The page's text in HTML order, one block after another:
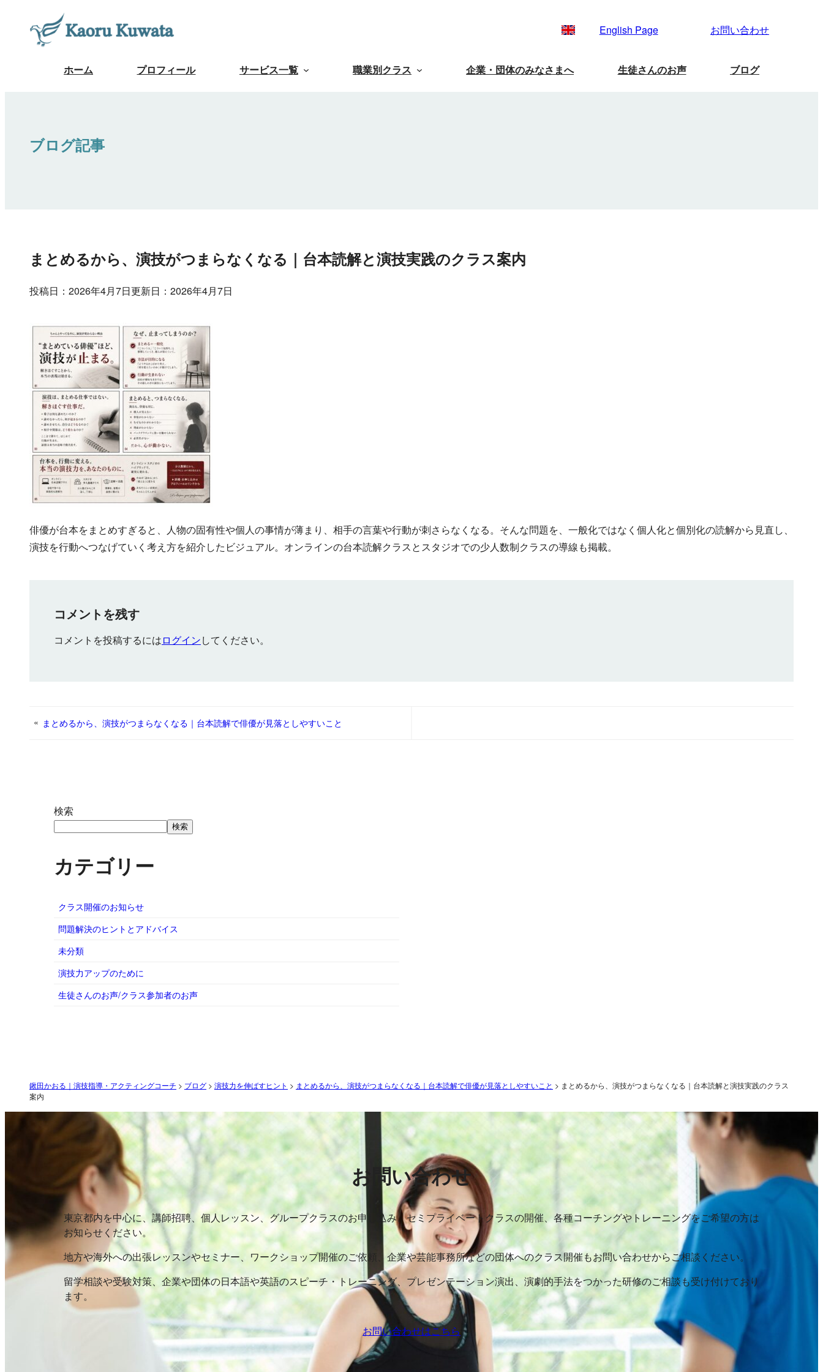
English Page お問い合わせ
ホーム プロフィール サービス一覧 職業別クラス 企業・団体のみなさまへ 生徒さんのお声 ブログ
ブログ記事
まとめるから、演技がつまらなくなる｜台本読解と演技実践のクラス案内
投稿日：2026年4月7日更新日：2026年4月7日
俳優が台本をまとめすぎると、人物の固有性や個人の事情が薄まり、相手の言葉や行動が刺さらなくなる。そんな問題を、一般化ではなく個人化と個別化の読解から見直し、
演技を行動へつなげていく考え方を紹介したビジュアル。オンラインの台本読解クラスとスタジオでの少人数制クラスの導線も掲載。
コメントを残す
コメントを投稿するにはログインしてください。
« まとめるから、演技がつまらなくなる｜台本読解で俳優が見落としやすいこと
検索
検索
カテゴリー
クラス開催のお知らせ
問題解決のヒントとアドバイス
未分類
演技力アップのために
生徒さんのお声/クラス参加者のお声
鍬田かおる｜演技指導・アクティングコーチ > ブログ > 演技力を伸ばすヒント > まとめるから、演技がつまらなくなる｜台本読解で俳優が見落としやすいこと > まとめるから、演技がつまらなくなる｜台本読解と演技実践のクラス
案内
お問い合わせ
東京都内を中心に、講師招聘、個人レッスン、グループクラスのお申し込み、セミプライベートクラスの開催、各種コーチングやトレーニングをご希望の方は
お知らせください。
地方や海外への出張レッスンやセミナー、ワークショップ開催のご依頼、企業や芸能事務所などの団体へのクラス開催もお問い合わせからご相談ください。
留学相談や受験対策、企業や団体の日本語や英語のスピーチ・トレーニング、プレゼンテーション演出、演劇的手法をつかった研修のご相談も受け付けており
ます。
お問い合わせはこちら